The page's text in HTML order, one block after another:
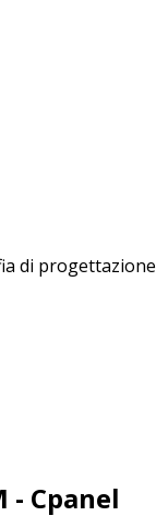
di progettazione
Cpanel